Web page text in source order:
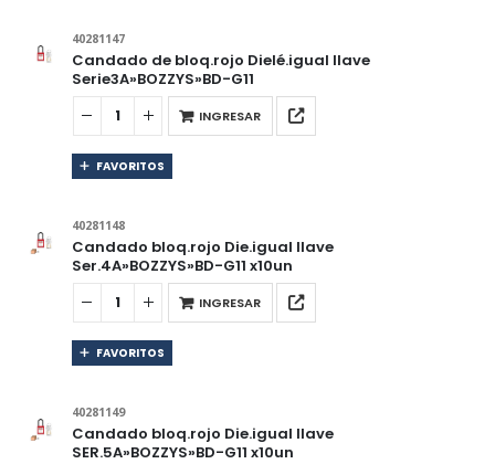
40281147
Candado de bloq.rojo Dielé.igual llave
Serie3A»BOZZYS»BD-G11
INGRESAR
FAVORITOS
40281148
Candado bloq.rojo Die.igual llave
Ser.4A»BOZZYS»BD-G11 x10un
INGRESAR
FAVORITOS
40281149
Candado bloq.rojo Die.igual llave
SER.5A»BOZZYS»BD-G11 x10un